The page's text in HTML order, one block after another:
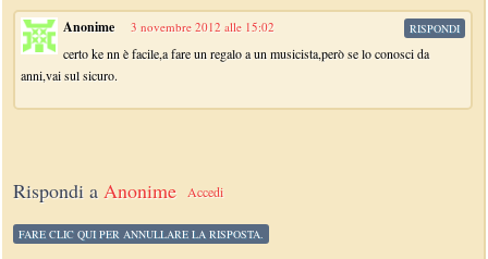
Anonime 3 novembre 2012 alle 15:02
certo ke nn è facile,a fare un regalo a un musicista,però se lo conosci da
anni,vai sul sicuro.
RISPONDI
Rispondi aAnonime Accedi
FARE CLIC QUI PER ANNULLARE LA RISPOSTA.